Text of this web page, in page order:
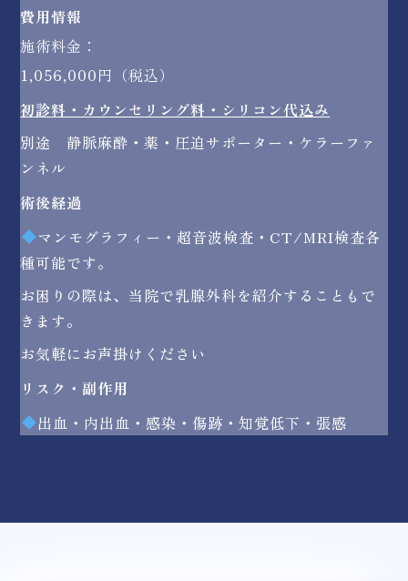
費用情報
施術料金：
1,056,000円（税込）
初診料・カウンセリング料・シリコン代込み
別途 静脈麻酔・薬・圧迫サポーター・ケラーファ
ンネル
術後経過
マンモグラフィー・超音波検査・CT/MRI検査各
種可能です。
お困りの際は、当院で乳腺外科を紹介することもで
きます。
お気軽にお声掛けください
リスク・副作用
出血・内出血・感染・傷跡・知覚低下・張感